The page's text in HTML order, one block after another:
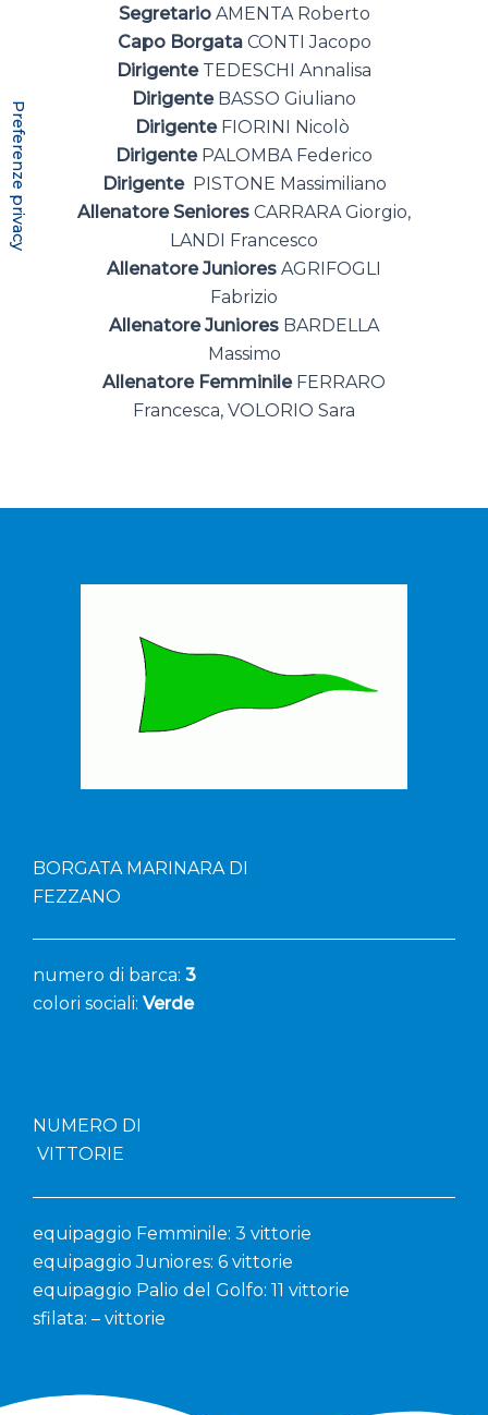
Segretario AMENTA Roberto
Capo Borgata CONTI Jacopo
DirigenteTEDESCHI Annalisa
DirigenteBASSO Giuliano
DirigenteFIORINI Nicolò
DirigentePALOMBA Federico
DirigentePISTONE Massimiliano
Allenatore Seniores CARRARA Giorgio,
LANDI Francesco
Allenatore Juniores AGRIFOGLI
Fabrizio
Allenatore Juniores BARDELLA
Massimo
Allenatore FemminileFERRARO
Francesca, VOLORIO Sara
BORGATA MARINARA DI
FEZZANO
numero di barca: 3
colori sociali: Verde
NUMERO DI
VITTORIE
equipaggio Femminile: 3 vittorie
equipaggio Juniores: 6 vittorie
equipaggio Palio del Golfo: 11 vittorie
sfilata: – vittorie